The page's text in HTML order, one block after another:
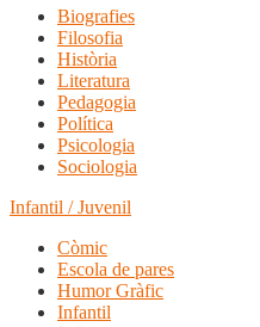
Biografies
Filosofia
Història
Literatura
Pedagogia
Política
Psicologia
Sociologia
Infantil / Juvenil
Còmic
Escola de pares
Humor Gràfic
Infantil